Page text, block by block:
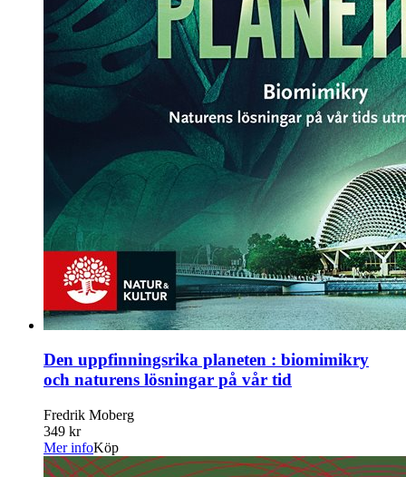
Den uppfinningsrika planeten : biomimikry
och naturens lösningar på vår tid
Fredrik Moberg
349 kr
Mer infoKöp